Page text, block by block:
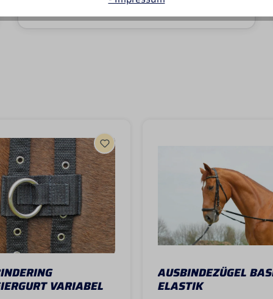
VARIABEL
AUSBINDEZÜGEL
ELASTIK